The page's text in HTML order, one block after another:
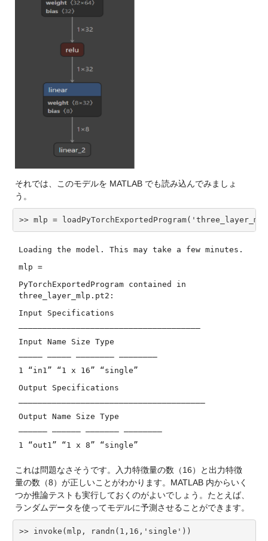
それでは、このモデルを MATLAB でも読み込んでみましょ
う。
>> mlp =
Loading the model. This may take a few minutes.
mlp =
PyTorchExportedProgram contained in
three_layer_mlp.pt2:
Input Specifications
Input Name Size Type
1 “in1” “1 x 16” “single”
Output Specifications
Output Name Size Type
1 “out1” “1 x 8” “single”
これは問題なさそうです。入力特徴量の数（16）と出力特徴
量の数（8）が正しいことがわかります。MATLAB 内からいく
つか推論テストも実行しておくのがよいでしょう。たとえば、
ランダムデータを使ってモデルに予測させることができます。
>> invoke(mlp, randn(1,16,'single'))